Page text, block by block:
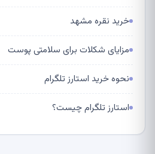
خرید نقره مشهد
مزایای شکلات برای سلامتی پوست
نحوه خرید استارز تلگرام
استارز تلگرام چیست؟